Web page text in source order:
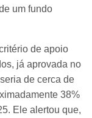
um fundo
de apoio
já aprovada no
de cerca de
38%
Ele alertou que,